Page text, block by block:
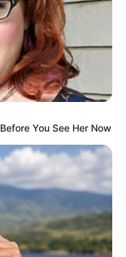
grupo do
as principais
You See Her Now